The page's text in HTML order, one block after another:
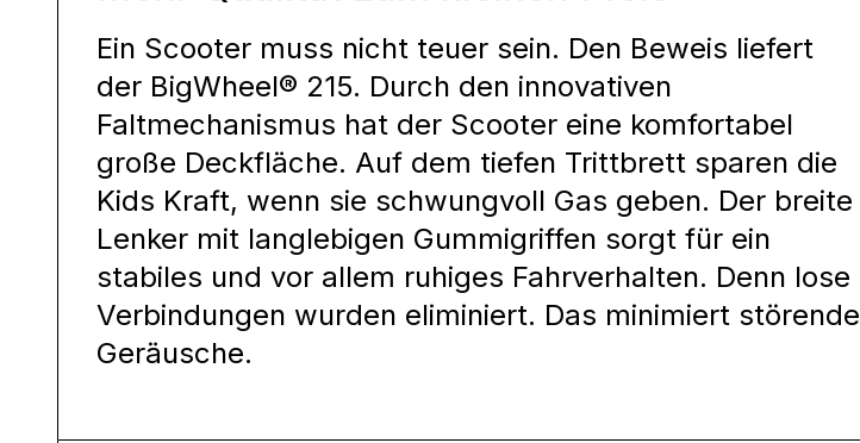
Ein Scooter muss nicht teuer sein. Den Beweis liefert
der BigWheel® 215. Durch den innovativen
Faltmechanismus hat der Scooter eine komfortabel
große Deckfläche. Auf dem tiefen Trittbrett sparen die
Kids Kraft, wenn sie schwungvoll Gas geben. Der breite
Lenker mit langlebigen Gummigriffen sorgt für ein
stabiles und vor allem ruhiges Fahrverhalten. Denn lose
Verbindungen wurden eliminiert. Das minimiert störende
Geräusche.